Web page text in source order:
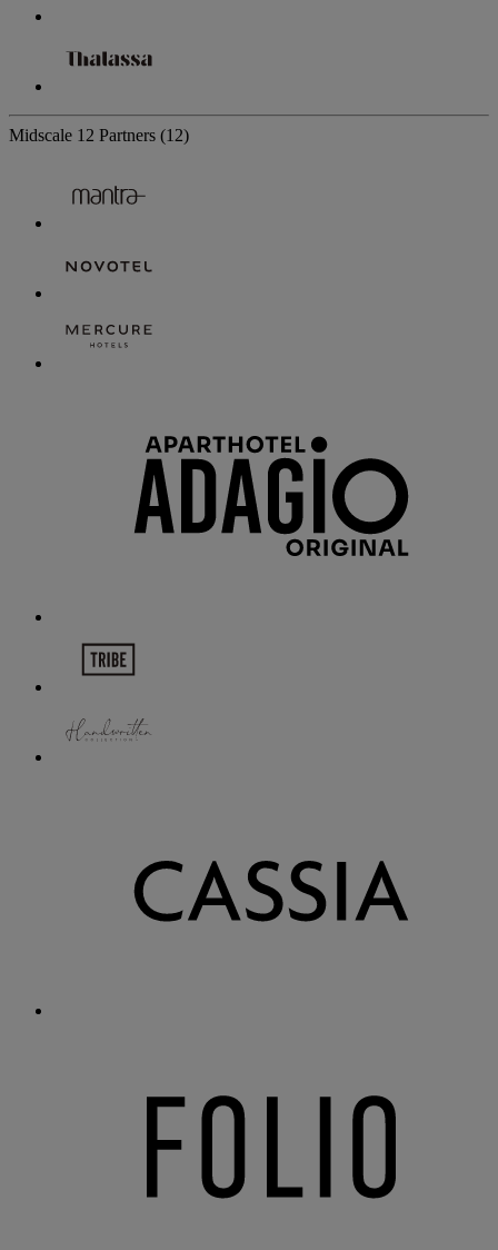
Midscale 12 Partners (12)